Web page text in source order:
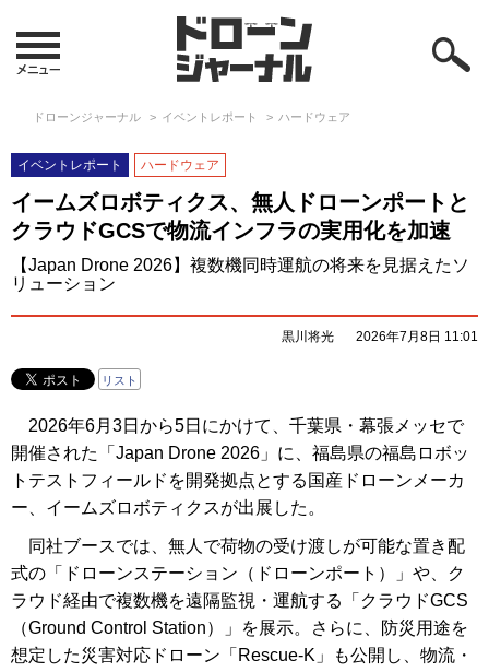
ドローンジャーナル イベントレポート ハードウェア
イベントレポート ハードウェア
イームズロボティクス、無人ドローンポートと
クラウドGCSで物流インフラの実用化を加速
【Japan Drone 2026】複数機同時運航の将来を見据えたソ
リューション
黒川将光 2026年7月8日 11:01
リスト
2026年6月3日から5日にかけて、千葉県・幕張メッセで
開催された「Japan Drone 2026」に、福島県の福島ロボッ
トテストフィールドを開発拠点とする国産ドローンメーカ
ー、イームズロボティクスが出展した。
同社ブースでは、無人で荷物の受け渡しが可能な置き配
式の「ドローンステーション（ドローンポート）」や、ク
ラウド経由で複数機を遠隔監視・運航する「クラウドGCS
（Ground Control Station）」を展示。さらに、防災用途を
想定した災害対応ドローン「Rescue-K」も公開し、物流・